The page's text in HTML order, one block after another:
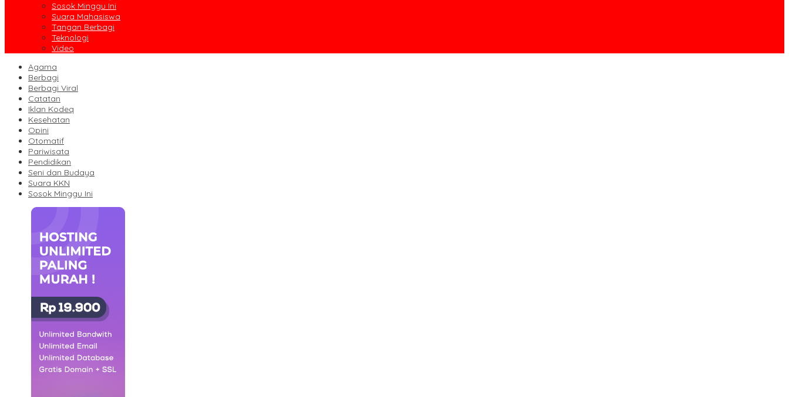
Sosok Minggu Ini
Suara Mahasiswa
Tangan Berbagi
Teknologi
Video
Agama
Berbagi
Berbagi Viral
Catatan
Iklan Kodeq
Kesehatan
Opini
Otomatif
Pariwisata
Pendidikan
Seni dan Budaya
Suara KKN
Sosok Minggu Ini